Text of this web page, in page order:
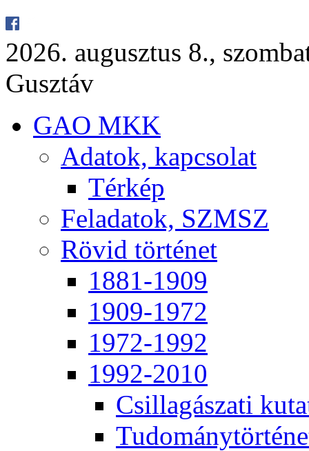
2026. au­gusz­tus 8.,
Gusz­táv
GAO MKK
Ada­tok, kap­cso­lat
Tér­kép
Fel­ada­tok, SZMSZ
Rö­vid tör­té­net
1881-1909
1909-1972
1972-1992
1992-2010
Csil­la­gá­sza­ti